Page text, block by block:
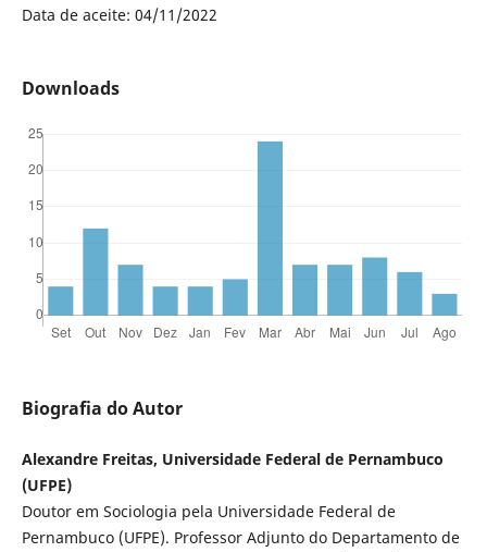
Data de aceite: 04/11/2022
Downloads
Biografia do Autor
Alexandre Freitas, Universidade Federal de Pernambuco
(UFPE)
Doutor em Sociologia pela Universidade Federal de
Pernambuco (UFPE). Professor Adjunto do Departamento de